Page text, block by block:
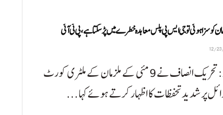
کو سزا ہوئی تو جی ایس پی پلس معاہدہ خطرے میں پڑ سکتا ہے، پی ٹی آئی
پشاور:تحریک انصاف نے 9 مئی کے ملزمان کے ملٹری کورٹ
پر شدید تحفظات کا اظہار کرتے ہوئے کہا ...